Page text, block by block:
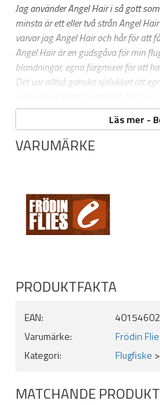
Jag använder Angel Hair i så gott
minsta är ett eller två strån Angel
varvar jag Angel Hair och hår för att
Angel Hair är en gudsgåva för min
blandningar, egna färgmixer för att
Det var alltså ganska självklart att
har kraftigt fluoriserande inslag.
mina kreationer. Allt från den minsta
flomflugan.
Läs mer -
VARUMÄRKE
PRODUKTFAKTA
EAN:
Varumärke:
Frödin
Kategori:
Flugfiske >
MATCHANDE